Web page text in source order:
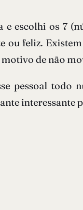
escolhi os 7
ou feliz.
de não
pessoal
interessante